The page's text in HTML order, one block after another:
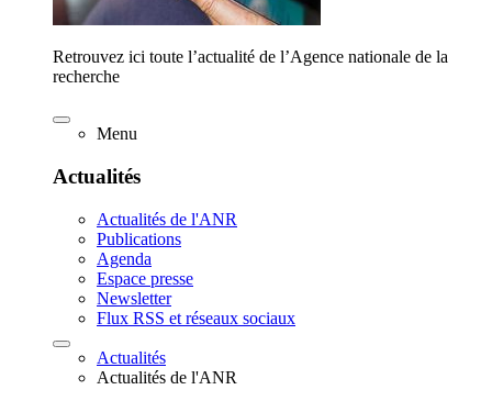
Retrouvez ici toute l’actualité de l’Agence nationale de la
recherche
Menu
Actualités
Actualités de l'ANR
Publications
Agenda
Espace presse
Newsletter
Flux RSS et réseaux sociaux
Actualités
Actualités de l'ANR